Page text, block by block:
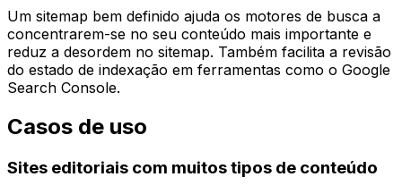
Um sitemap bem definido ajuda os motores de busca a
concentrarem-se no seu conteúdo mais importante e
reduz a desordem no sitemap. Também facilita a revisão
do estado de indexação em ferramentas como o Google
Search Console.
Casos de uso
Sites editoriais com muitos tipos de conteúdo